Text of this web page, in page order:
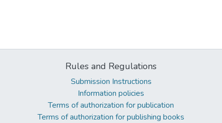
Rules and Regulations
Submission Instructions
Information policies
Terms of authorization for publication
Terms of authorization for publishing books